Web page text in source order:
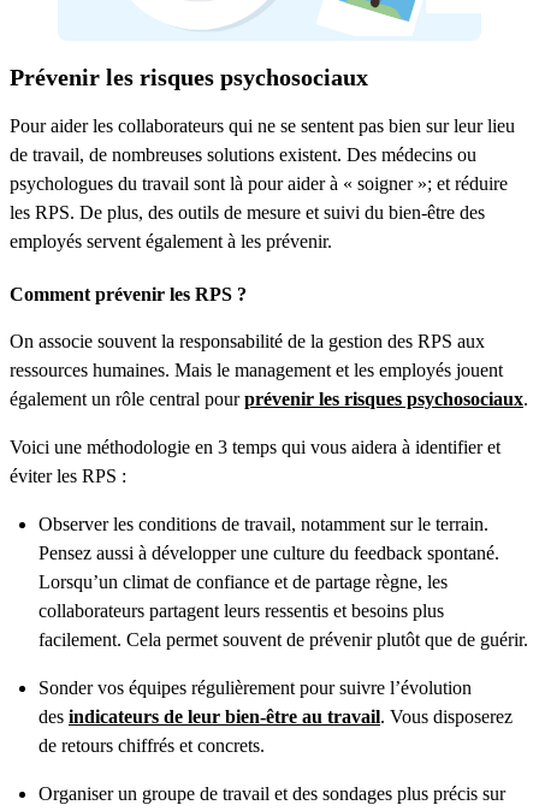
Prévenir les risques psychosociaux
Pour aider les collaborateurs qui ne se sentent pas bien sur leur lieu
de travail, de nombreuses solutions existent. Des médecins ou
psychologues du travail sont là pour aider à « soigner »; et réduire
les RPS. De plus, des outils de mesure et suivi du bien-être des
employés servent également à les prévenir.
Comment prévenir les RPS ?
On associe souvent la responsabilité de la gestion des RPS aux
ressources humaines. Mais le management et les employés jouent
également un rôle central pourprévenir les risques psychosociaux.
Voici une méthodologie en 3 temps qui vous aidera à identifier et
éviter les RPS :
Observer les conditions de travail, notamment sur le terrain.
Pensez aussi à développer une culture du feedback spontané.
Lorsqu’un climat de confiance et de partage règne, les
collaborateurs partagent leurs ressentis et besoins plus
facilement. Cela permet souvent de prévenir plutôt que de guérir.
Sonder vos équipes régulièrement pour suivre l’évolution
des indicateurs de leur bien-être au travail. Vous disposerez
de retours chiffrés et concrets.
Organiser un groupe de travail et des sondages plus précis sur